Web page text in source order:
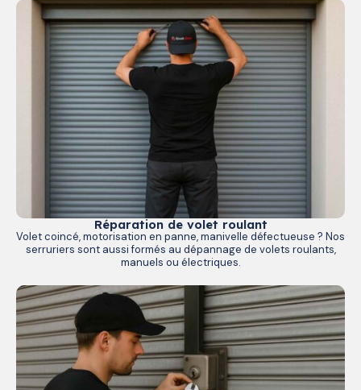
Réparation de volet roulant
Volet coincé, motorisation en panne, manivelle défectueuse ? Nos
serruriers sont aussi formés au dépannage de volets roulants,
manuels ou électriques.